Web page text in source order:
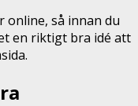
online, så innan du
en riktigt bra idé att